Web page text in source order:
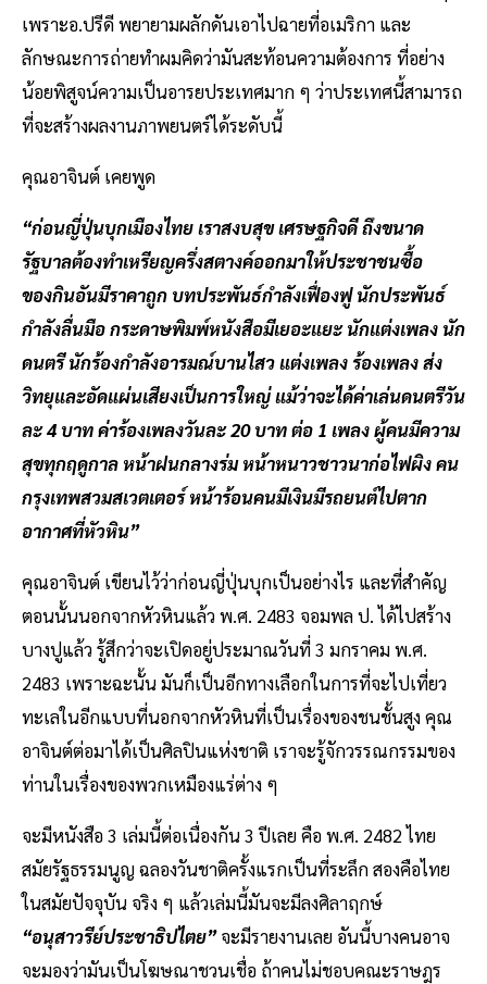
เพราะอ.ปรีดี พยายามผลักดันเอาไปฉายที่อเมริกา และ
ลักษณะการถ่ายทำผมคิดว่ามันสะท้อนความต้องการ ที่อย่าง
น้อยพิสูจน์ความเป็นอารยประเทศมาก ๆ ว่าประเทศนี้สามารถ
ที่จะสร้างผลงานภาพยนตร์ได้ระดับนี้
คุณอาจินต์ เคยพูด
“ก่อนญี่ปุ่นบุกเมืองไทย เราสงบสุข เศรษฐกิจดี ถึงขนาด
รัฐบาลต้องทำเหรียญครึ่งสตางค์ออกมาให้ประชาชนซื้อ
ของกินอันมีราคาถูก บทประพันธ์กำลังเฟื่องฟู นักประพันธ์
กำลังลื่นมือ กระดาษพิมพ์หนังสือมีเยอะแยะ นักแต่งเพลง นัก
ดนตรี นักร้องกำลังอารมณ์บานไสว แต่งเพลง ร้องเพลง ส่ง
วิทยุและอัดแผ่นเสียงเป็นการใหญ่ แม้ว่าจะได้ค่าเล่นดนตรีวัน
ละ 4 บาท ค่าร้องเพลงวันละ 20 บาท ต่อ 1 เพลง ผู้คนมีความ
สุขทุกฤดูกาล หน้าฝนกลางร่ม หน้าหนาวชาวนาก่อไฟผิง คน
กรุงเทพสวมสเวตเตอร์ หน้าร้อนคนมีเงินมีรถยนต์ไปตาก
อากาศที่หัวหิน”
คุณอาจินต์ เขียนไว้ว่าก่อนญี่ปุ่นบุกเป็นอย่างไร และที่สำคัญ
ตอนนั้นนอกจากหัวหินแล้ว พ.ศ. 2483 จอมพล ป. ได้ไปสร้าง
บางปูแล้ว รู้สึกว่าจะเปิดอยู่ประมาณวันที่ 3 มกราคม พ.ศ.
2483 เพราะฉะนั้น มันก็เป็นอีกทางเลือกในการที่จะไปเที่ยว
ทะเลในอีกแบบที่นอกจากหัวหินที่เป็นเรื่องของชนชั้นสูง คุณ
อาจินต์ต่อมาได้เป็นศิลปินแห่งชาติ เราจะรู้จักวรรณกรรมของ
ท่านในเรื่องของพวกเหมืองแร่ต่าง ๆ
จะมีหนังสือ 3 เล่มนี้ต่อเนื่องกัน 3 ปีเลย คือ พ.ศ. 2482 ไทย
สมัยรัฐธรรมนูญ ฉลองวันชาติครั้งแรกเป็นที่ระลึก สองคือไทย
ในสมัยปัจจุบัน จริง ๆ แล้วเล่มนี้มันจะมีลงศิลาฤกษ์
“อนุสาวรีย์ประชาธิปไตย”จะมีรายงานเลย อันนี้บางคนอาจ
จะมองว่ามันเป็นโฆษณาชวนเชื่อ ถ้าคนไม่ชอบคณะราษฎร